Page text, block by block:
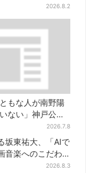
2026.8.2
もな人が南野陽
ない」神戸公演
2026.7.8
坂東祐大、「AIで
音楽へのこだわ
2026.8.3